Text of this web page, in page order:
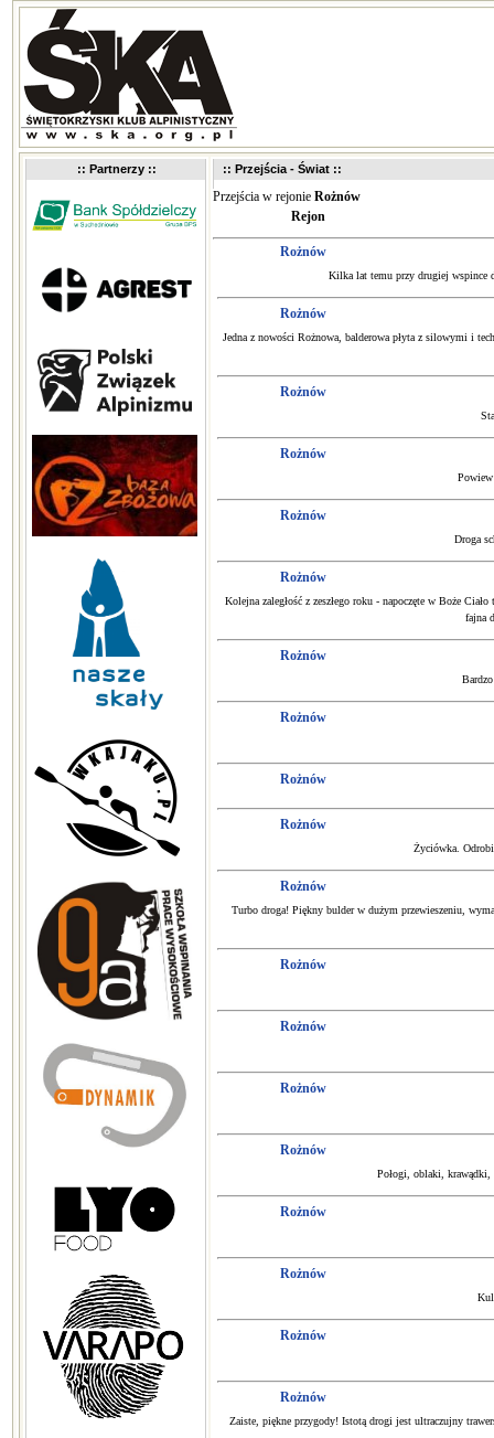
:: Partnerzy :: :: Przejścia - Świat ::
Przejścia w rejonie Rożnów
Rejon
Rożnów
Kilka lat temu przy drugiej wspince
Rożnów
Jedna z nowości Rożnowa, balderowa płyta z silowymi i
Rożnów
Rożnów
Powiew
Rożnów
Droga
Rożnów
Kolejna zaległość z zeszłego roku - napoczęte w Boże
fajna
Rożnów
Rożnów
Rożnów
Rożnów
Życiówka.
Rożnów
Turbo droga! Piękny bulder w dużym przewieszeniu,
Rożnów
Rożnów
Rożnów
Rożnów
Połogi, oblaki, krawądki,
Rożnów
Rożnów
Rożnów
Rożnów
Zaiste, piękne przygody! Istotą drogi jest ultraczujny